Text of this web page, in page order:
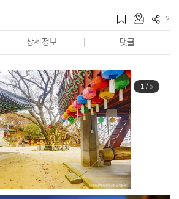
2
상세정보 댓글
1/ 5